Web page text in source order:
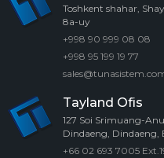
Toshkent shahar,
8a-uy
+998 90 999 08 08
+998 95 199 19 77
Tayland Ofis
127 Soi Srimuang-
Dindaeng,
+66 02 693 7005